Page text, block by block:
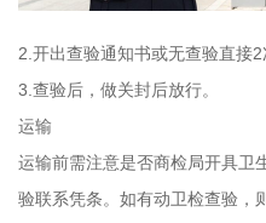
2.开出查验通知书或无查验直接
3.查验后，做关封后放行。
运输
运输前需注意是否商检局开具卫
验联系凭条。如有动卫检查验，